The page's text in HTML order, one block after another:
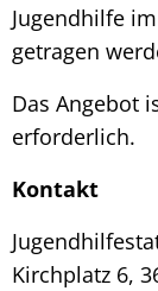
Jugendhilfe
getragen
Das Angebot
erforderlich.
Kontakt
Kirchplatz 6,